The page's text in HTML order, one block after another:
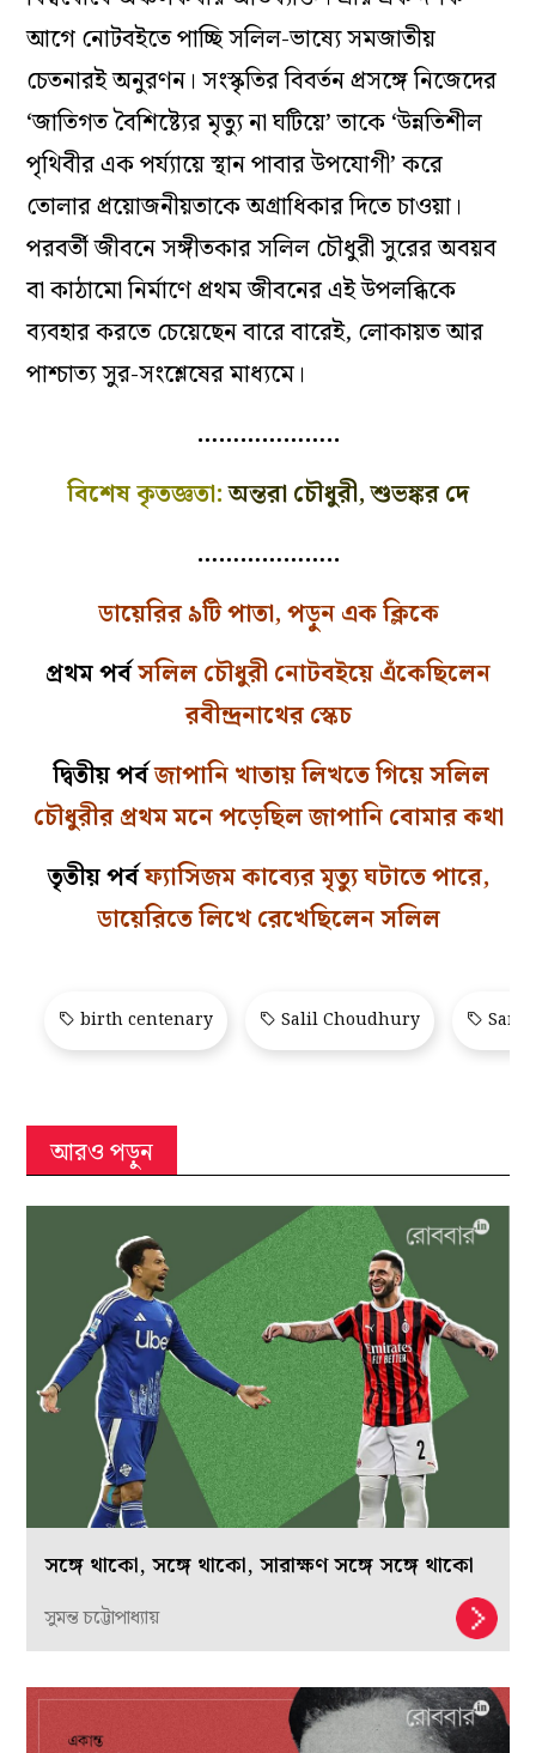
আগে নোটবইতে পাচ্ছি সলিল-ভাষ্যে সমজাতীয়
চেতনারই অনুরণন। সংস্কৃতির বিবর্তন প্রসঙ্গে নিজেদের
‘জাতিগত বৈশিষ্ট্যের মৃত্যু না ঘটিয়ে’ তাকে ‘উন্নতিশীল
পৃথিবীর এক পর্য্যায়ে স্থান পাবার উপযোগী’ করে
তোলার প্রয়োজনীয়তাকে অগ্রাধিকার দিতে চাওয়া।
পরবর্তী জীবনে সঙ্গীতকার সলিল চৌধুরী সুরের অবয়ব
বা কাঠামো নির্মাণে প্রথম জীবনের এই উপলব্ধিকে
ব্যবহার করতে চেয়েছেন বারে বারেই, লোকায়ত আর
পাশ্চাত্য সুর-সংশ্লেষের মাধ্যমে।
………………..
বিশেষ কৃতজ্ঞতা:অন্তরা চৌধুরী, শুভঙ্কর দে
………………..
ডায়েরির ৯টি পাতা, পড়ুন এক ক্লিকে
প্রথম পর্বসলিল চৌধুরী নোটবইয়ে এঁকেছিলেন
রবীন্দ্রনাথের স্কেচ
দ্বিতীয় পর্বজাপানি খাতায় লিখতে গিয়ে সলিল
চৌধুরীর প্রথম মনে পড়েছিল জাপানি বোমার কথা
তৃতীয় পর্বফ্যাসিজম কাব্যের মৃত্যু ঘটাতে পারে,
ডায়েরিতে লিখে রেখেছিলেন সলিল
birth centenary Salil Choudhury
আরও পড়ুন
সঙ্গে থাকো, সঙ্গে থাকো, সারাক্ষণ সঙ্গে সঙ্গে থাকো
সুমন্ত চট্টোপাধ্যায়